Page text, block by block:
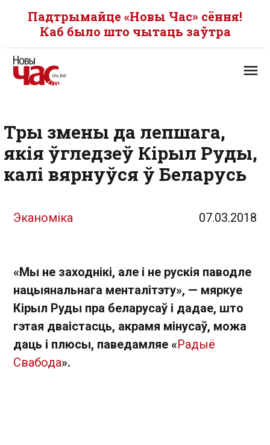
Падтрымайце «Новы Час» сёння!
Каб было што чытаць заўтра
Тры змены да лепшага,
якія ўгледзеў Кірыл Руды,
калі вярнуўся ў Беларусь
Эканоміка 07.03.2018
«Мы не заходнікі, але і не рускія паводле
нацыянальнага менталітэту», — мяркуе
Кірыл Руды пра беларусаў і дадае, што
гэтая дваістасць, акрамя мінусаў, можа
даць і плюсы, паведамляе «Радыё
Свабода».